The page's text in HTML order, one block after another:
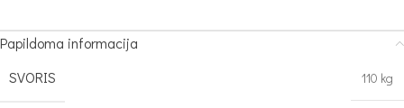
Papildoma informacija
SVORIS
110 kg